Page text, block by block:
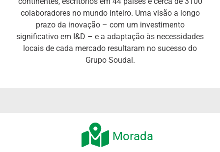
colaboradores no mundo inteiro. Uma visão a longo
prazo da inovação – com um investimento
significativo em I&D – e a adaptação às necessidades
locais de cada mercado resultaram no sucesso do
Grupo Soudal.
Morada